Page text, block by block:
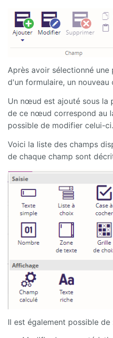
Après avoir sélectionné une
d'un formulaire, un
Un nœud est ajouté sous la
de ce nœud correspond au
possible de modifier celui-ci.
Voici la liste des champs
de chaque champ sont
Il est également possible de